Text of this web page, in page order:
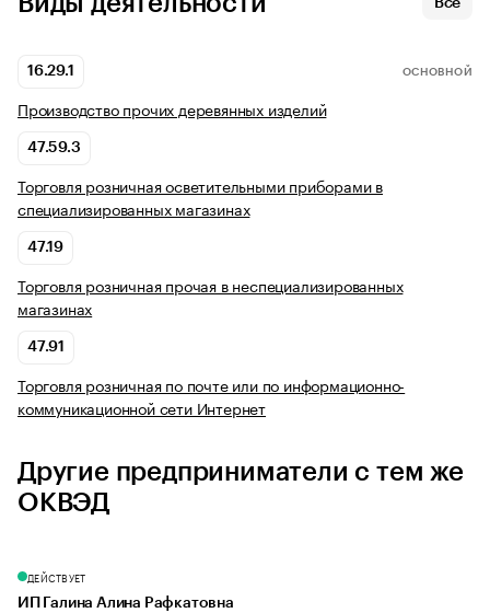
Все
16.29.1 ОСНОВНОЙ
Производство прочих деревянных изделий
47.59.3
Торговля розничная осветительными приборами в
специализированных магазинах
47.19
Торговля розничная прочая в неспециализированных
магазинах
47.91
Торговля розничная по почте или по информационно-
коммуникационной сети Интернет
Другие предприниматели с тем же
ОКВЭД
ДЕЙСТВУЕТ
ИП Галина Алина Рафкатовна